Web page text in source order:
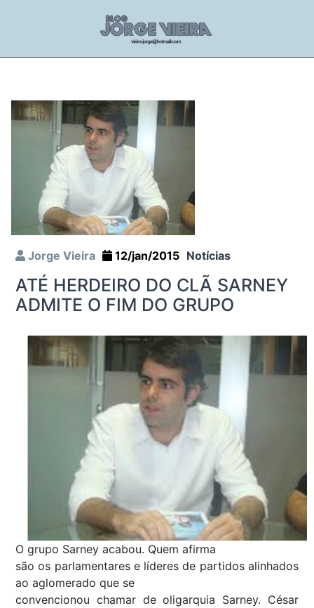
Jorge Vieira 12/jan/2015 Notícias
ATÉ HERDEIRO DO CLÃ SARNEY
ADMITE O FIM DO GRUPO
O grupo Sarney acabou. Quem afirma
são os parlamentares e líderes de partidos alinhados
ao aglomerado que se
convencionou chamar de oligarquia Sarney. César